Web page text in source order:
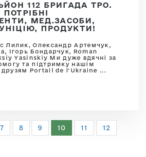
112 БРИГАДА ТРО.
МЕД.ЗАСОБИ,
ПРОДУКТИ!
Лилик, Олександр Артемчук,
Ігорь Бондарчук, Roman
Yasinskiy Ми дуже вдячні за
та підтримку нашім
Portail de l'Ukraine ...
7 8 9 10 11
12